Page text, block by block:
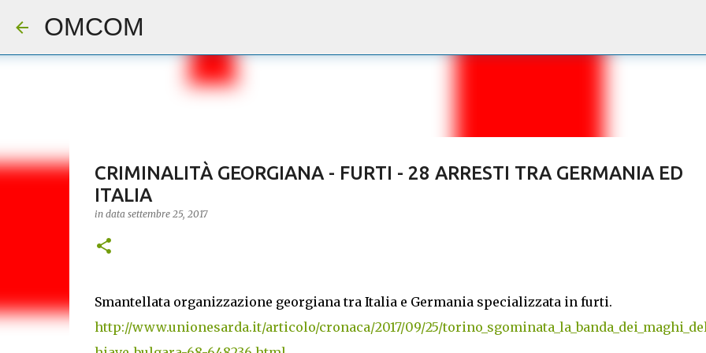
OMCOM
CRIMINALITÀ GEORGIANA - FURTI - 28 ARRESTI TRA GERMANIA ED
ITALIA
in data settembre 25, 2017
Smantellata organizzazione georgiana tra Italia e Germania specializzata in furti.
http://www.unionesarda.it/articolo/cronaca/2017/09/25/